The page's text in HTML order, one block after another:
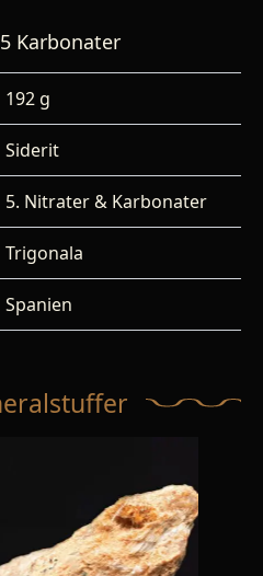
Karbonater
192 g
Siderit
5. Nitrater & Karbonater
Trigonala
Spanien